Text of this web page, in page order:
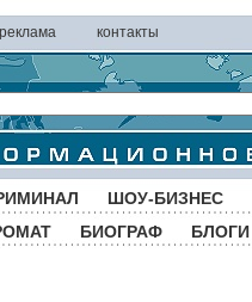
реклама контакты
ШОУ-БИЗНЕС
БИОГРАФ БЛОГИ